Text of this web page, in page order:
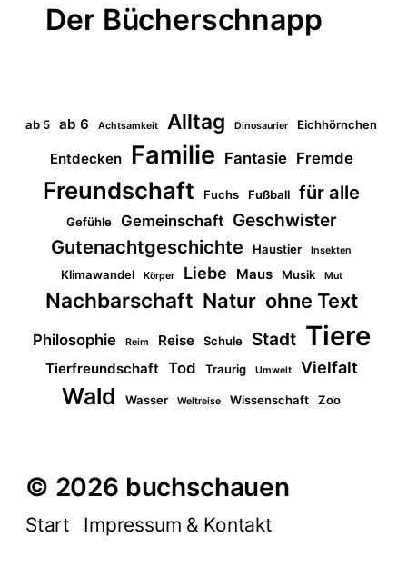
Der Bücherschnapp
ab 5 ab 6 Achtsamkeit Alltag Dinosaurier Eichhörnchen
Entdecken Familie Fantasie Fremde
Freundschaft Fuchs Fußball für alle
Gefühle Gemeinschaft Geschwister
Gutenachtgeschichte Haustier Insekten
Klimawandel Körper Liebe Maus Musik Mut
Nachbarschaft Natur ohne Text
Philosophie Reim Reise Schule Stadt Tiere
Tierfreundschaft Tod Traurig Umwelt Vielfalt
Wald Wasser Weltreise Wissenschaft Zoo
© 2026 buchschauen
Start
Impressum & Kontakt